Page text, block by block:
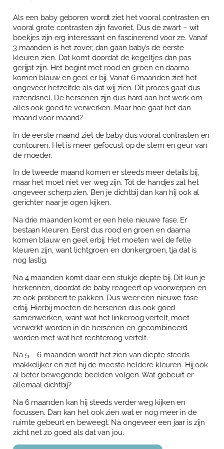
Blog en Downloads
Themaboeken
Gespreks- en reflectiesets
Aanbod
Winkelwagen
Mijn account
Contact
Contact
Agenda
Als een baby geboren wordt ziet het vooral contrasten en
vooral grote contrasten zijn favoriet. Dus de zwart – wit
boekjes zijn erg interessant en fascinerend voor ze. Vanaf
3 maanden is het zover, dan gaan baby’s de eerste
kleuren zien. Dat komt doordat de kegeltjes dan pas
gerijpt zijn. Het begint met rood en groen en daarna
komen blauw en geel er bij. Vanaf 6 maanden ziet het
ongeveer hetzelfde als dat wij zien. Dit proces gaat dus
razendsnel. De hersenen zijn dus hard aan het werk om
alles ook goed te verwerken. Maar hoe gaat het dan
maand voor maand?
In de eerste maand ziet de baby dus vooral contrasten en
contouren. Het is meer gefocust op de stem en geur van
de moeder.
In de tweede maand komen er steeds meer details bij,
maar het moet niet ver weg zijn. Tot de handjes zal het
ongeveer scherp zien. Ben je dichtbij dan kan hij ook al
gerichter naar je ogen kijken.
Na drie maanden komt er een hele nieuwe fase. Er
bestaan kleuren. Eerst dus rood en groen en daarna
komen blauw en geel erbij. Het moeten wel de felle
kleuren zijn, want lichtgroen en donkergroen, tja dat is
nog lastig.
Na 4 maanden komt daar een stukje diepte bij. Dit kun je
herkennen, doordat de baby reageert op voorwerpen en
ze ook probeert te pakken. Dus weer een nieuwe fase
erbij. Hierbij moeten de hersenen dus ook goed
samenwerken, want wat het linkeroog vertelt, moet
verwerkt worden in de hersenen en gecombineerd
worden met wat het rechteroog vertelt.
Na 5 – 6 maanden wordt het zien van diepte steeds
makkelijker en ziet hij de meeste heldere kleuren. Hij ook
al beter bewegende beelden volgen. Wat gebeurt er
allemaal dichtbij?
Na 6 maanden kan hij steeds verder weg kijken en
focussen. Dan kan het ook zien wat er nog meer in de
ruimte gebeurt en beweegt. Na ongeveer een jaar is zijn
zicht net zo goed als dat van jou.